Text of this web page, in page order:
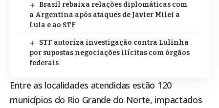
Brasil rebaixa relações diplomáticas com
a Argentina após ataques de Javier Milei a
Lula e ao STF
STF autoriza investigação contra Lulinha
por supostas negociações ilícitas com órgãos
federais
Entre as localidades atendidas estão 120
municípios do Rio Grande do Norte, impactados